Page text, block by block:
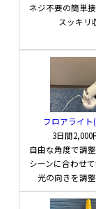
ネジ不要の簡単
スッキリ
フロアライト
3日間2,000
自由な角度で調整
シーンに合わせ
光の向きを調整